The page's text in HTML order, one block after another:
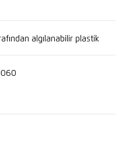
algılanabilir plastik